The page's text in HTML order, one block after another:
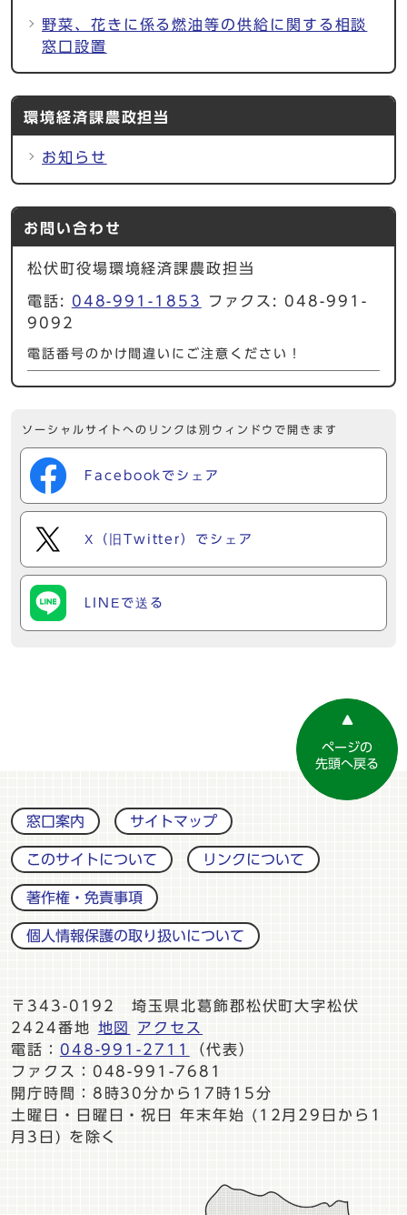
野菜、花きに係る燃油等の供給に関する相談
窓口設置
環境経済課農政担当
お知らせ
お問い合わせ
松伏町役場環境経済課農政担当
電話: 048-991-1853
ファクス: 048-991-
9092
電話番号のかけ間違いにご注意ください！
ソーシャルサイトへのリンクは別ウィンドウで開きます
Facebookでシェア
X（旧Twitter）でシェア
LINEで送る
ページの
先頭へ戻る
窓口案内 サイトマップ
このサイトについて リンクについて
著作権・免責事項
個人情報保護の取り扱いについて
〒343-0192 埼玉県北葛飾郡松伏町大字松伏
2424番地
地図
アクセス
電話： 048-991-2711
（代表）
ファクス：048-991-7681
開庁時間：8時30分から17時15分
土曜日・日曜日・祝日 年末年始 (12月29日から1
月3日) を除く